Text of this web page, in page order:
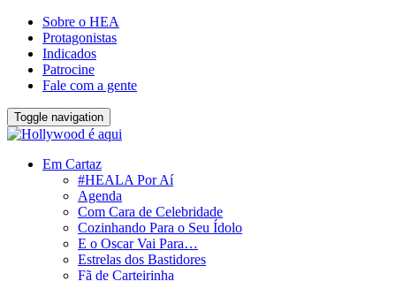
Sobre o HEA
Protagonistas
Indicados
Patrocine
Fale com a gente
Toggle navigation
Em Cartaz
#HEALA Por Aí
Agenda
Com Cara de Celebridade
Cozinhando Para o Seu Ídolo
E o Oscar Vai Para…
Estrelas dos Bastidores
Fã de Carteirinha